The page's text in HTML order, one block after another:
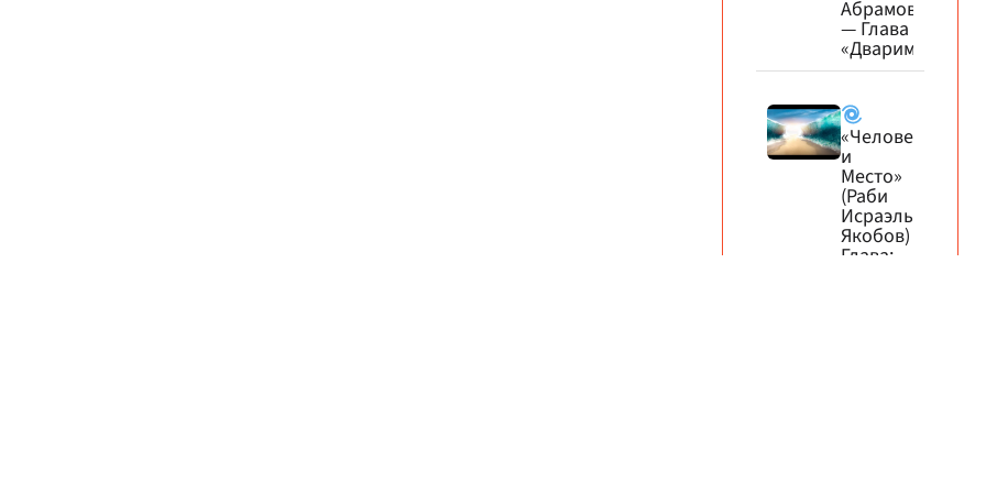
Абрамов)
— Глава
«Дварим»
«Человек
и
Место»
(Раби
Исраэль
Якобов)
Глава: